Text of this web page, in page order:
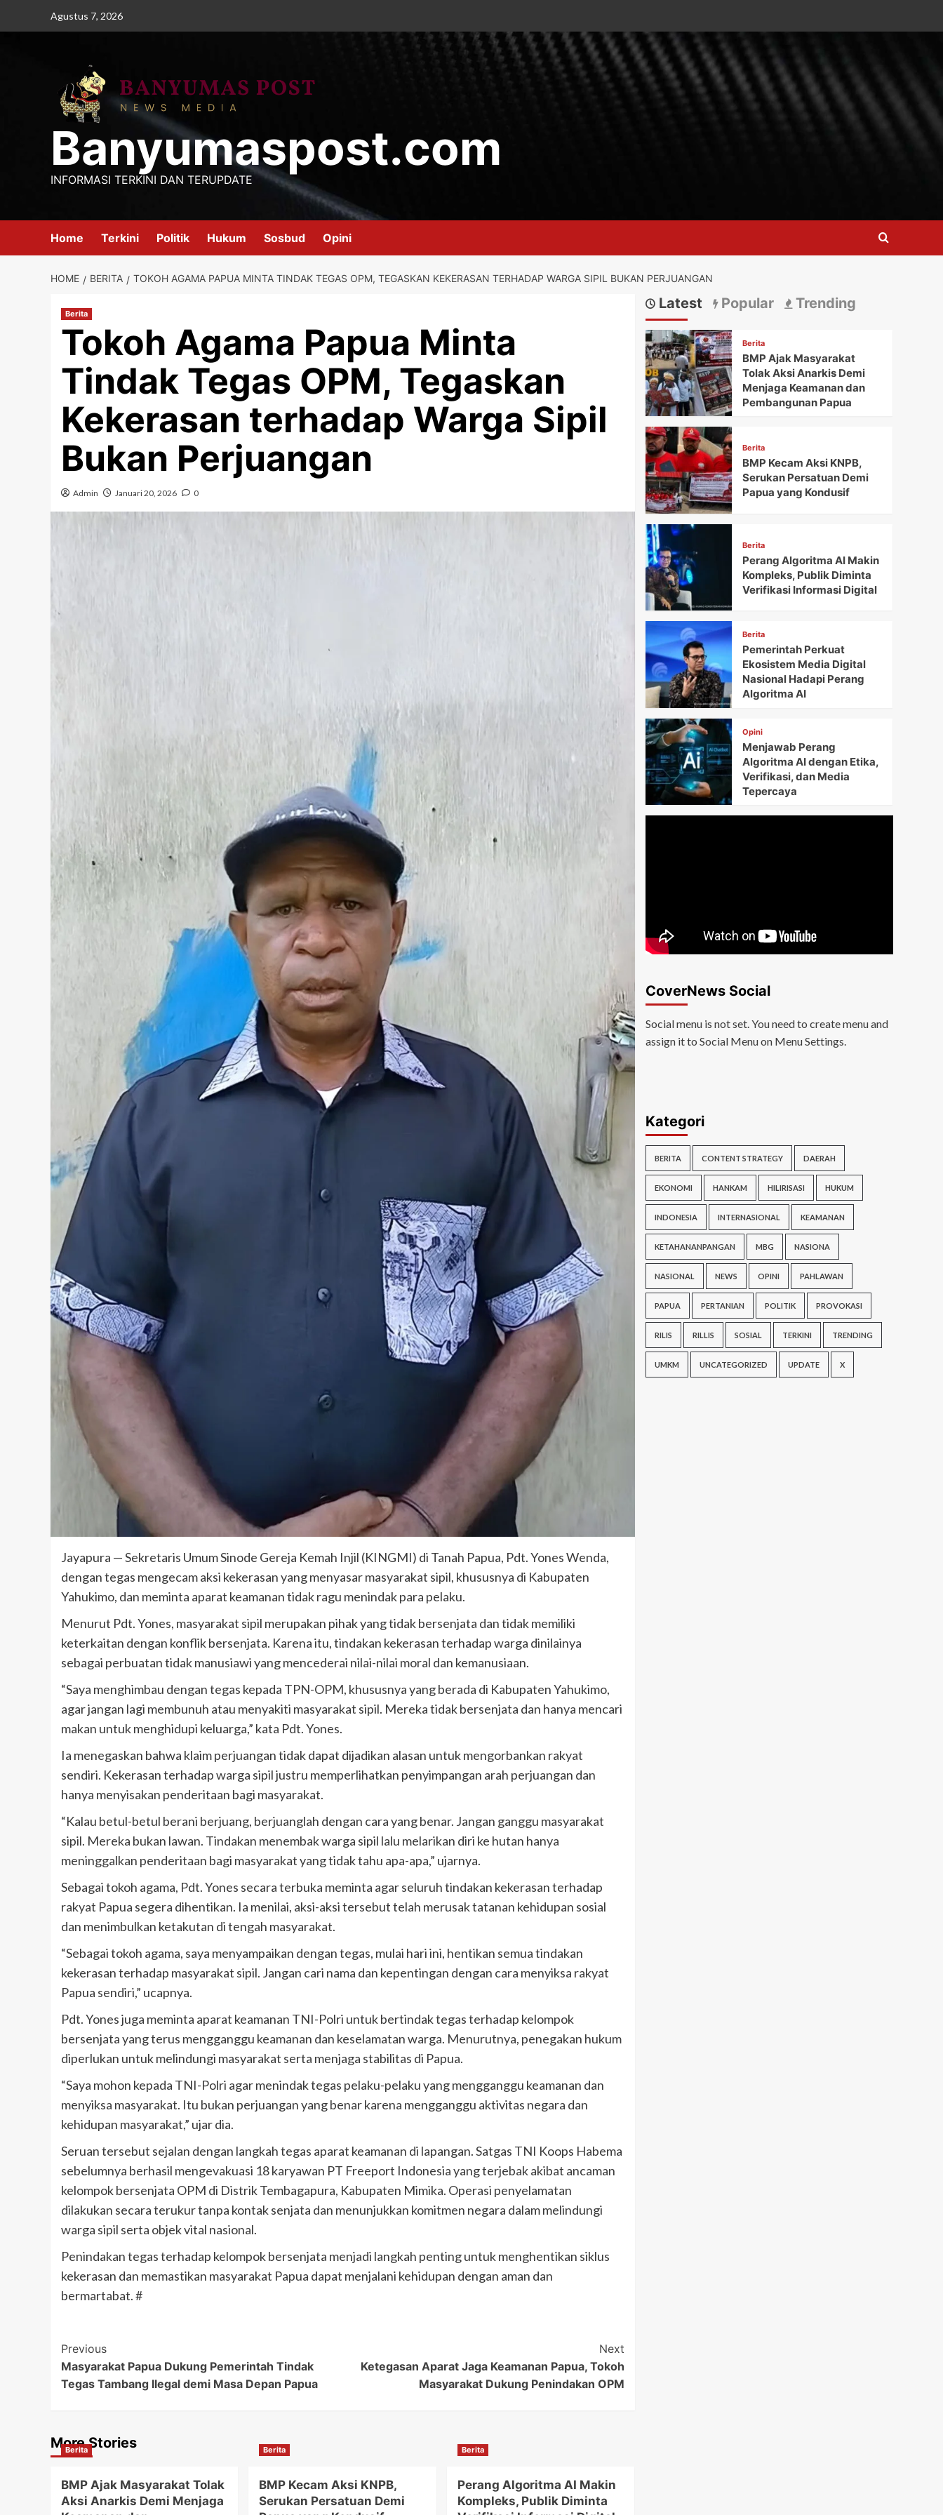
Agustus 7, 2026
Banyumaspost.com
INFORMASI TERKINI DAN TERUPDATE
Home Terkini Politik Hukum Sosbud Opini
HOME BERITA TOKOH AGAMA PAPUA MINTA TINDAK TEGAS OPM, TEGASKAN KEKERASAN TERHADAP WARGA SIPIL BUKAN PERJUANGAN
Berita
Tokoh Agama Papua Minta
Tindak Tegas OPM, Tegaskan
Kekerasan terhadap Warga Sipil
Bukan Perjuangan
Admin Januari 20, 2026 0
Jayapura — Sekretaris Umum Sinode Gereja Kemah Injil (KINGMI) di Tanah Papua, Pdt. Yones Wenda,
dengan tegas mengecam aksi kekerasan yang menyasar masyarakat sipil, khususnya di Kabupaten
Yahukimo, dan meminta aparat keamanan tidak ragu menindak para pelaku.
Menurut Pdt. Yones, masyarakat sipil merupakan pihak yang tidak bersenjata dan tidak memiliki
keterkaitan dengan konflik bersenjata. Karena itu, tindakan kekerasan terhadap warga dinilainya
sebagai perbuatan tidak manusiawi yang mencederai nilai-nilai moral dan kemanusiaan.
“Saya menghimbau dengan tegas kepada TPN-OPM, khususnya yang berada di Kabupaten Yahukimo,
agar jangan lagi membunuh atau menyakiti masyarakat sipil. Mereka tidak bersenjata dan hanya mencari
makan untuk menghidupi keluarga,” kata Pdt. Yones.
Ia menegaskan bahwa klaim perjuangan tidak dapat dijadikan alasan untuk mengorbankan rakyat
sendiri. Kekerasan terhadap warga sipil justru memperlihatkan penyimpangan arah perjuangan dan
hanya menyisakan penderitaan bagi masyarakat.
“Kalau betul-betul berani berjuang, berjuanglah dengan cara yang benar. Jangan ganggu masyarakat
sipil. Mereka bukan lawan. Tindakan menembak warga sipil lalu melarikan diri ke hutan hanya
meninggalkan penderitaan bagi masyarakat yang tidak tahu apa-apa,” ujarnya.
Sebagai tokoh agama, Pdt. Yones secara terbuka meminta agar seluruh tindakan kekerasan terhadap
rakyat Papua segera dihentikan. Ia menilai, aksi-aksi tersebut telah merusak tatanan kehidupan sosial
dan menimbulkan ketakutan di tengah masyarakat.
“Sebagai tokoh agama, saya menyampaikan dengan tegas, mulai hari ini, hentikan semua tindakan
kekerasan terhadap masyarakat sipil. Jangan cari nama dan kepentingan dengan cara menyiksa rakyat
Papua sendiri,” ucapnya.
Pdt. Yones juga meminta aparat keamanan TNI-Polri untuk bertindak tegas terhadap kelompok
bersenjata yang terus mengganggu keamanan dan keselamatan warga. Menurutnya, penegakan hukum
diperlukan untuk melindungi masyarakat serta menjaga stabilitas di Papua.
“Saya mohon kepada TNI-Polri agar menindak tegas pelaku-pelaku yang mengganggu keamanan dan
menyiksa masyarakat. Itu bukan perjuangan yang benar karena mengganggu aktivitas negara dan
kehidupan masyarakat,” ujar dia.
Seruan tersebut sejalan dengan langkah tegas aparat keamanan di lapangan. Satgas TNI Koops Habema
sebelumnya berhasil mengevakuasi 18 karyawan PT Freeport Indonesia yang terjebak akibat ancaman
kelompok bersenjata OPM di Distrik Tembagapura, Kabupaten Mimika. Operasi penyelamatan
dilakukan secara terukur tanpa kontak senjata dan menunjukkan komitmen negara dalam melindungi
warga sipil serta objek vital nasional.
Penindakan tegas terhadap kelompok bersenjata menjadi langkah penting untuk menghentikan siklus
kekerasan dan memastikan masyarakat Papua dapat menjalani kehidupan dengan aman dan
bermartabat. #
Post
Navigation
Previous
Masyarakat Papua Dukung Pemerintah Tindak
Tegas Tambang Ilegal demi Masa Depan Papua
Next
Ketegasan Aparat Jaga Keamanan Papua, Tokoh
Masyarakat Dukung Penindakan OPM
More Stories
Berita
BMP Ajak Masyarakat Tolak
Aksi Anarkis Demi Menjaga
Berita
BMP Kecam Aksi KNPB,
Serukan Persatuan Demi
Berita
Perang Algoritma AI Makin
Kompleks, Publik Diminta
Latest Popular Trending
Berita
BMP Ajak Masyarakat
Tolak Aksi Anarkis Demi
Menjaga Keamanan dan
Pembangunan Papua
Berita
BMP Kecam Aksi KNPB,
Serukan Persatuan Demi
Papua yang Kondusif
Berita
Perang Algoritma AI Makin
Kompleks, Publik Diminta
Verifikasi Informasi Digital
Berita
Pemerintah Perkuat
Ekosistem Media Digital
Nasional Hadapi Perang
Algoritma AI
Opini
Menjawab Perang
Algoritma AI dengan Etika,
Verifikasi, dan Media
Tepercaya
CoverNews Social
Social menu is not set. You need to create menu and
assign it to Social Menu on Menu Settings.
Kategori
BERITA CONTENT STRATEGY DAERAH
EKONOMI HANKAM HILIRISASI HUKUM
INDONESIA INTERNASIONAL KEAMANAN
KETAHANANPANGAN MBG NASIONA
NASIONAL NEWS OPINI PAHLAWAN
PAPUA PERTANIAN POLITIK PROVOKASI
RILIS RILLIS SOSIAL TERKINI TRENDING
UMKM UNCATEGORIZED UPDATE X